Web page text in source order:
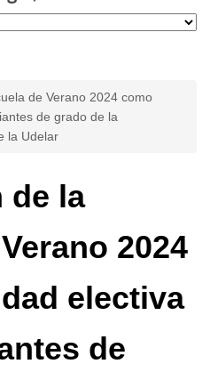
aquí
de Verano 2024 como
de grado de la
la Udelar
de la
2024
electiva
de